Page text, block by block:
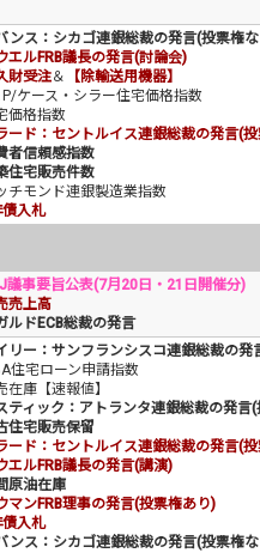
ンス：シカゴ連銀総裁の発言(投票権
エルFRB議長の発言(討論会)
財受注＆
【除輸送用機器】
P/ケース・シラー住宅価格指数
価格指数
ード：セントルイス連銀総裁の発言(
者信頼感指数
住宅販売件数
チモンド連銀製造業指数
入札
議事要旨公表(7月20日・21日開催分)
売上高
ルドECB総裁の発言
リー：サンフランシスコ連銀総裁の発
住宅ローン申請指数
在庫【速報値】
ティック：アトランタ連銀総裁の発言
住宅販売保留
ード：セントルイス連銀総裁の発言(
エルFRB議長の発言(講演)
原油在庫
マンFRB理事の発言(投票権あり)
債入札
ンス：シカゴ連銀総裁の発言(投票権